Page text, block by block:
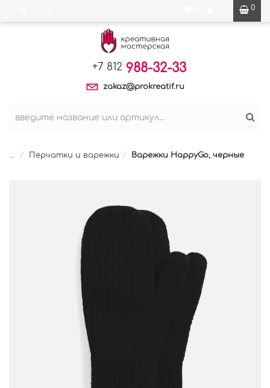
0
+7 812 988-32-33
zakaz@prokreatif.ru
... Перчатки и варежки Варежки HappyGo, черные